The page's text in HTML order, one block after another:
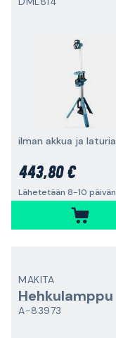
ilman akkua ja laturia
443,80 €
MAKITA
Hehkulamppu
A-83973